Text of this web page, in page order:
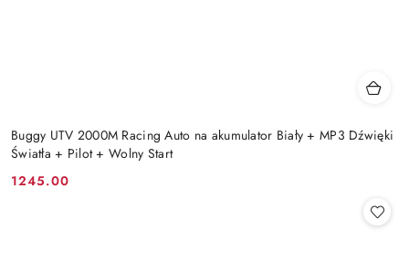
Buggy UTV 2000M Racing Auto na akumulator Biały + MP3 Dźwięki
Światła + Pilot + Wolny Start
Cena:
1245.00